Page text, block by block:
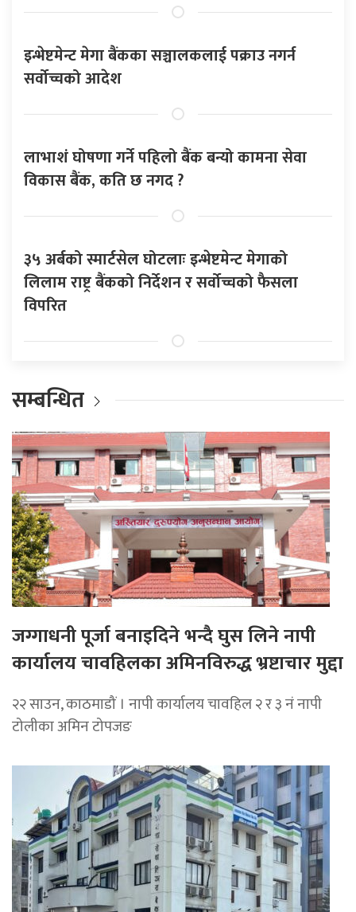
इन्भेष्टमेन्ट मेगा बैंकका सञ्चालकलाई पक्राउ नगर्न
सर्वोच्चको आदेश
लाभाशं घोषणा गर्ने पहिलो बैंक बन्यो कामना सेवा
विकास बैंक, कति छ नगद ?
३५ अर्बको स्मार्टसेल घोटलाः इन्भेष्टमेन्ट मेगाको
लिलाम राष्ट्र बैंकको निर्देशन र सर्वोच्चको फैसला
विपरित
सम्बन्धित
जग्गाधनी पूर्जा बनाइदिने भन्दै घुस लिने नापी
कार्यालय चावहिलका अमिनविरुद्ध भ्रष्टाचार मुद्दा
२२ साउन, काठमाडौं । नापी कार्यालय चावहिल २ र ३ नं नापी
टोलीका अमिन टोपजङ